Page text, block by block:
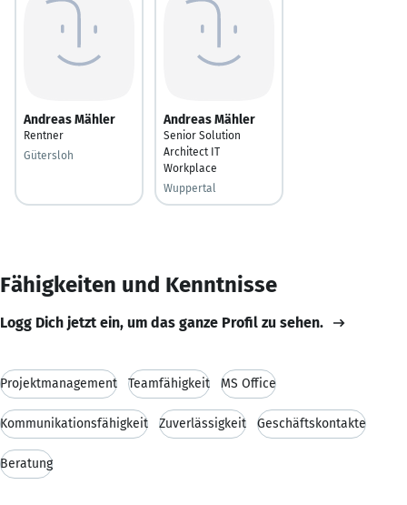
Andreas Mähler
Rentner
Gütersloh
Andreas Mähler
Senior Solution
Architect IT
Workplace
Wuppertal
Fähigkeiten und Kenntnisse
Logg Dich jetzt ein, um das ganze Profil zu sehen.
Projektmanagement Teamfähigkeit MS Office
Kommunikationsfähigkeit Zuverlässigkeit Geschäftskontakte
Beratung